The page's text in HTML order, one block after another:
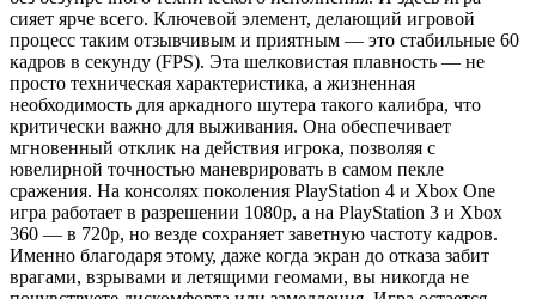
сияет ярче всего. Ключевой элемент, делающий игровой
процесс таким отзывчивым и приятным — это стабильные 60
кадров в секунду (FPS). Эта шелковистая плавность — не
просто техническая характеристика, а жизненная
необходимость для аркадного шутера такого калибра, что
критически важно для выживания. Она обеспечивает
мгновенный отклик на действия игрока, позволяя с
ювелирной точностью маневрировать в самом пекле
сражения. На консолях поколения PlayStation 4 и Xbox One
игра работает в разрешении 1080p, а на PlayStation 3 и Xbox
360 — в 720p, но везде сохраняет заветную частоту кадров.
Именно благодаря этому, даже когда экран до отказа забит
врагами, взрывами и летящими геомами, вы никогда не